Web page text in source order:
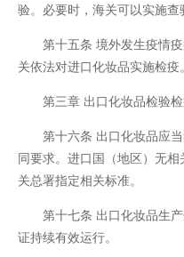
验。必要时，海关可以实施查
第十五条 境外发生疫情
关依法对进口化妆品实施检疫。
第三章 出口化妆品检验
第十六条 出口化妆品应
同要求。进口国（地区）无
关总署指定相关标准。
第十七条 出口化妆品生
证持续有效运行。